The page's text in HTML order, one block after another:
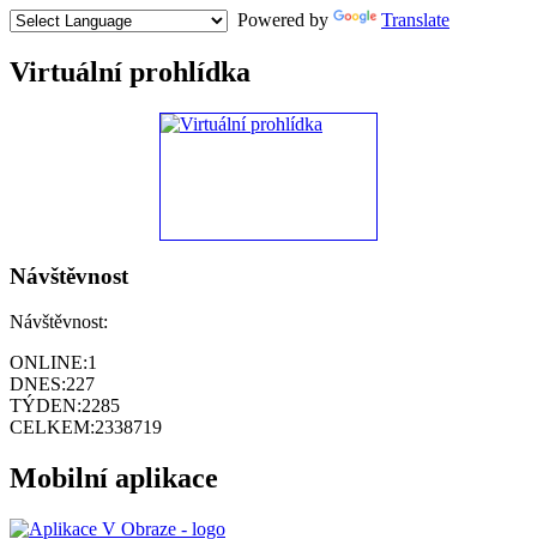
Powered by Translate
Virtuální prohlídka
Návštěvnost
Návštěvnost:
ONLINE:1
DNES:227
TÝDEN:2285
CELKEM:2338719
Mobilní aplikace